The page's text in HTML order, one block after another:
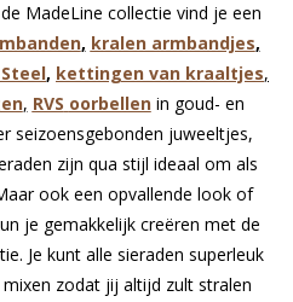
MadeLine collectie vind je een
, kralen armbandjes,
, kettingen van kraaltjes,
, RVS oorbellenin goud- en
seizoensgebonden juweeltjes,
zijn qua stijl ideaal om als
ook een opvallende look of
je gemakkelijk creëren met de
Je kunt alle sieraden superleuk
zodat jij altijd zult stralen